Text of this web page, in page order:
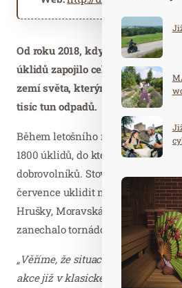
Od roku 2018, kdy proběhl první
úklidů zapojilo celkem 50 miliónů
zemí světa, kterým se podařilo z
tisíc tun odpadů.
Během letošního roku v České
1800 úklidů, do kterých se zapojilo
dobrovolníků. Stovky
července uklidit nepořádek z
Hrušky, Moravská Nová Ves a
zanechalo tornádo.
„Věříme, že situace dovolí
akce již v klasickém formátu, kdy